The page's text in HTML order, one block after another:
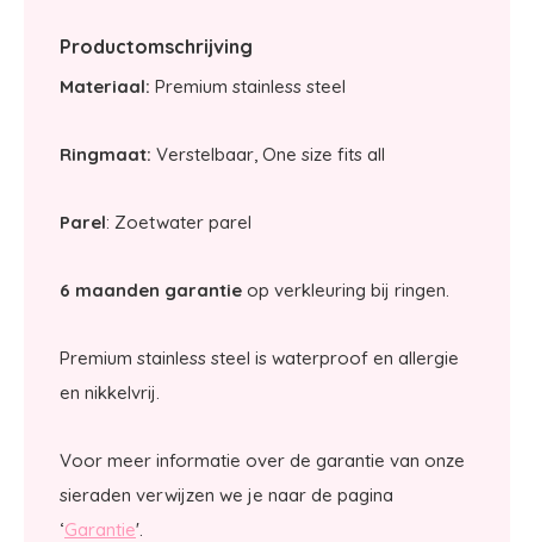
Productomschrijving
Materiaal: Premium stainless steel
Ringmaat: Verstelbaar, One size fits all
Parel: Zoetwater parel
6 maanden garantie op verkleuring bij ringen.
Premium stainless steel is waterproof en allergie
en nikkelvrij.
Voor meer informatie over de garantie van onze
sieraden verwijzen we je naar de pagina
‘Garantie'.